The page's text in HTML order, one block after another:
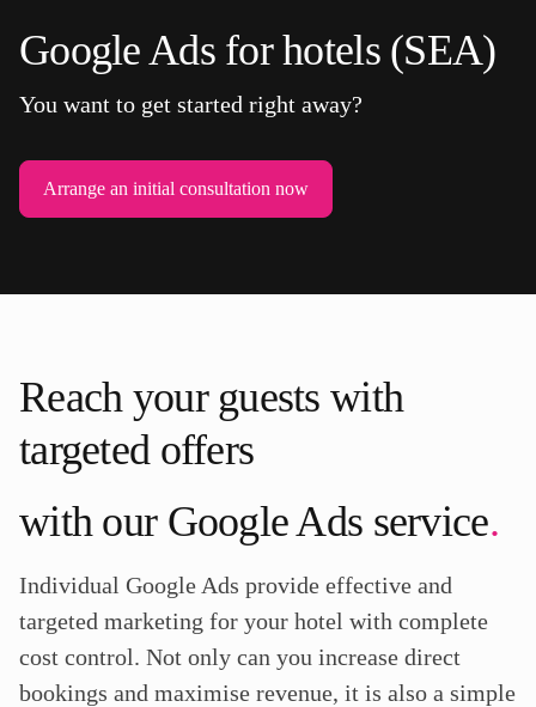
Google Ads for hotels (SEA)
You want to get started right away?
Arrange an initial consultation now
Reach your guests with
targeted offers
with our Google Ads service.
Individual Google Ads provide effective and
targeted marketing for your hotel with complete
cost control. Not only can you increase direct
bookings and maximise revenue, it is also a simple